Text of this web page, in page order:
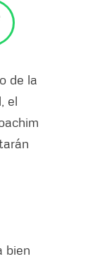
de la
el
bien